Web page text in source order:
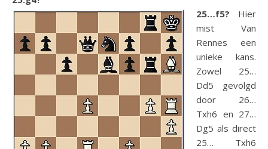
25…f5? Hier
mist Van
Rennes een
unieke kans.
Zowel 25…
Dd5 gevolgd
door 26…
Txh6 en 27…
Dg5 als direct
25… Txh6